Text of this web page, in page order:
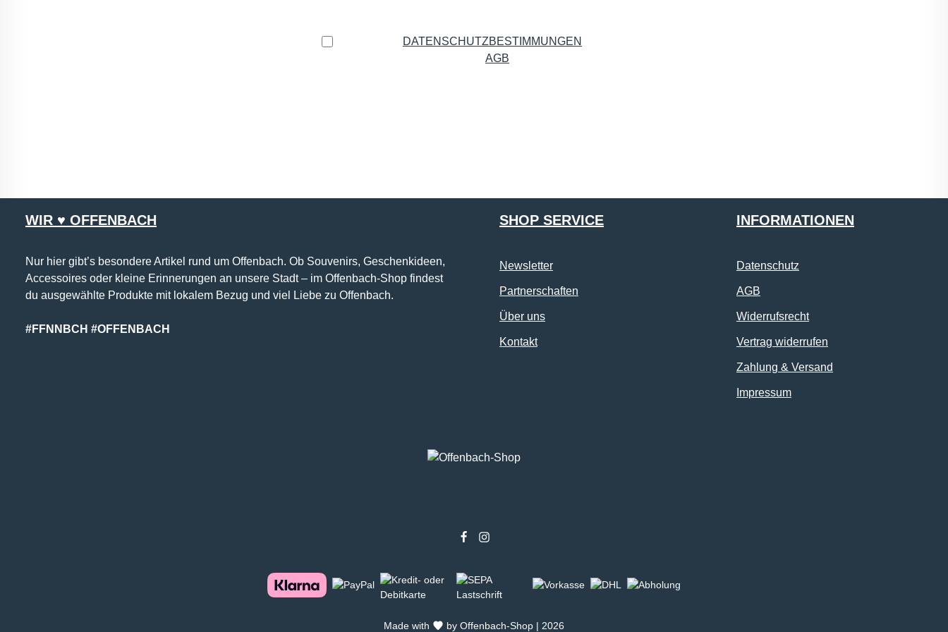
DATENSCHUTZBESTIMMUNGEN
AGB
WIR ♥ OFFENBACH
Nur hier gibt’s besondere Artikel rund um Offenbach. Ob Souvenirs, Geschenkideen,
Accessoires oder kleine Erinnerungen an unsere Stadt – im Offenbach-Shop findest
du ausgewählte Produkte mit lokalem Bezug und viel Liebe zu Offenbach.
#FFNNBCH #OFFENBACH
SHOP SERVICE
Newsletter
Partnerschaften
Über uns
Kontakt
INFORMATIONEN
Datenschutz
AGB
Widerrufsrecht
Vertrag widerrufen
Zahlung & Versand
Impressum
Made with by Offenbach-Shop | 2026